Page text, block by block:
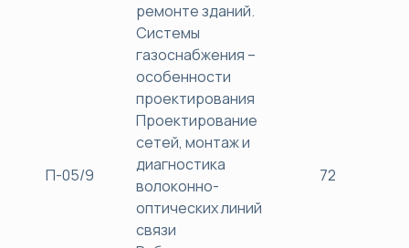
ремонте зданий.
Системы
газоснабжения –
особенности
проектирования
П-05/9
Проектирование
сетей, монтаж и
диагностика
волоконно-
оптических линий
связи
72